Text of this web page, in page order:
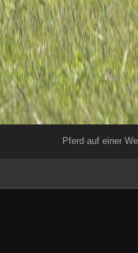
Pferd auf einer